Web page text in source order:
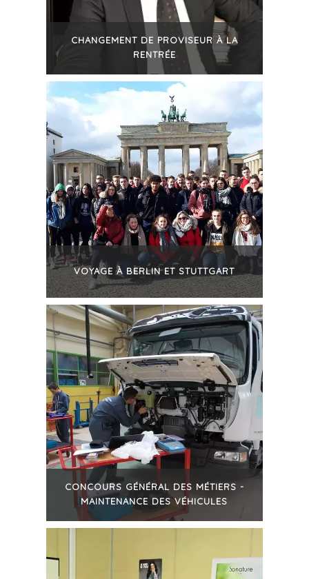
CHANGEMENT DE PROVISEUR À LA
RENTRÉE
+
VOYAGE À BERLIN ET STUTTGART
+
CONCOURS GÉNÉRAL DES MÉTIERS -
MAINTENANCE DES VÉHICULES
+